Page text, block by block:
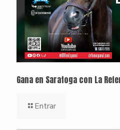
Gana en Saratoga con La
Entrar